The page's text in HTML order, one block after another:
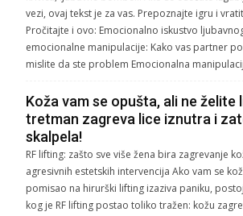
vezi, ovaj tekst je za vas. Prepoznajte igru i
Pročitajte i ovo: Emocionalno iskustvo
emocionalne manipulacije: Kako vas partner
mislite da ste problem Emocionalna
Koža vam se opušta, ali ne želite
tretman zagreva lice iznutra i
skalpela!
RF lifting: zašto sve više žena bira zagrevanje
agresivnih estetskih intervencija Ako vam se
pomisao na hirurški lifting izaziva paniku,
kog je RF lifting postao toliko tražen: kožu